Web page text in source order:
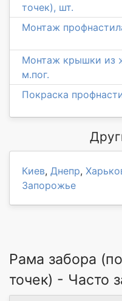
точек), шт.
Монтаж
Монтаж крышки из
м.пог.
Покраска
Киев, Днепр,
Запорожье
Рама забора
точек) - Часто